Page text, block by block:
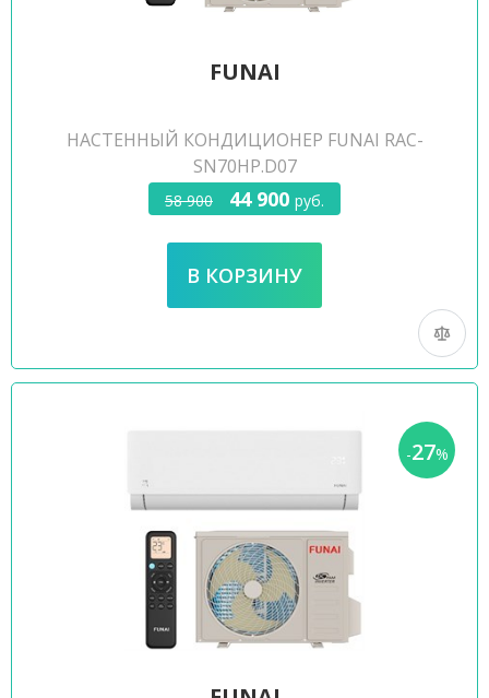
FUNAI
НАСТЕННЫЙ КОНДИЦИОНЕР FUNAI RAC-
SN70HP.D07
58 900 44 900 руб.
-27%